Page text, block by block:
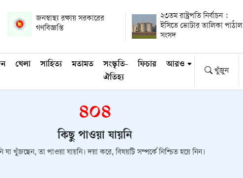
জনস্বাস্থ্য রক্ষায় সরকারের
গণবিজ্ঞপ্তি
২৩তম রাষ্ট্রপতি নির্বাচন :
ইসিতে ভোটার তালিকা পাঠাল
সংসদ
খেলা সাহিত্য মতামত
সংস্কৃতি-
ঐতিহ্য
ফিচার আরও
খুঁজুন
৪০৪
কিছু পাওয়া যায়নি
খুঁজছেন, তা পাওয়া যায়নি। দয়া করে, বিষয়টি সম্পর্কে নিশ্চিত হয়ে নিন।